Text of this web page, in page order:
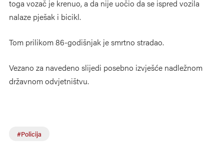
toga vozač je krenuo, a da nije uočio da se ispred vozila
nalaze pješak i bicikl.
Tom prilikom 86-godišnjak je smrtno stradao.
Vezano za navedeno slijedi posebno izvješće nadležnom
državnom odvjetništvu.
#Policija